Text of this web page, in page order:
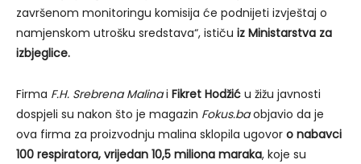
završenom monitoringu komisija će podnijeti izvještaj o
namjenskom utrošku sredstava“, ističu iz Ministarstva za
izbjeglice.
Firma F.H. Srebrena Malinai Fikret Hodžić u žižu javnosti
dospjeli su nakon što je magazin Fokus.baobjavio da je
ova firma za proizvodnju malina sklopila ugovor o nabavci
100 respiratora, vrijedan 10,5 miliona maraka, koje su